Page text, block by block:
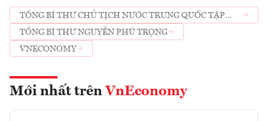
TỔNG BÍ THƯ CHỦ TỊCH NƯỚC TRUNG QUỐC TẬP
CẬN BÌNH
TỔNG BÍ THƯ NGUYỄN PHÚ TRỌNG
VNECONOMY
Mới nhất trên VnEconomy